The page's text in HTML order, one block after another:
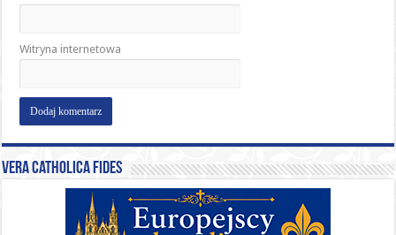
Witryna internetowa
Vera catholica fides